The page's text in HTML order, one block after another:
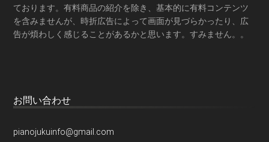
ております。有料商品の紹介を除き、基本的に有料コンテンツ
を含みませんが、時折広告によって画面が見づらかったり、広
告が煩わしく感じることがあるかと思います。すみません。。
お問い合わせ
pianojukuinfo@gmail.com